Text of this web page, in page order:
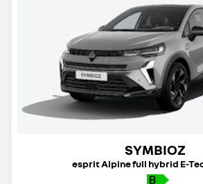
SYMBIOZ
esprit Alpine full hybrid E-